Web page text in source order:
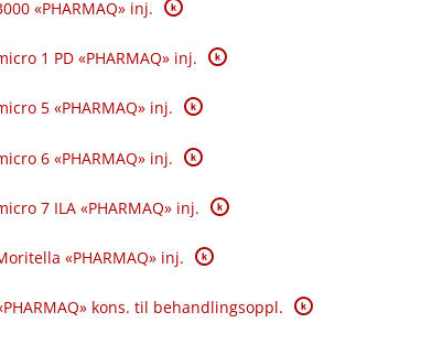
«PHARMAQ» inj. K
1 PD «PHARMAQ» inj. K
5 «PHARMAQ» inj. K
6 «PHARMAQ» inj. K
7 ILA «PHARMAQ» inj. K
«PHARMAQ» inj. K
kons. til behandlingsoppl. K